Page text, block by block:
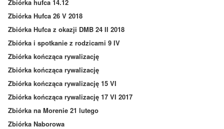
Zbiórka hufca 14.12
Zbiórka Hufca 26 V 2018
Zbiórka Hufca z okazji DMB 24 II 2018
Zbiórka i spotkanie z rodzicami 9 IV
Zbiórka kończąca rywalizację
Zbiórka kończąca rywalizację
Zbiórka kończąca rywalizację 15 VI
Zbiórka kończąca rywalizację 17 VI 2017
Zbiórka na Morenie 21 lutego
Zbiórka Naborowa